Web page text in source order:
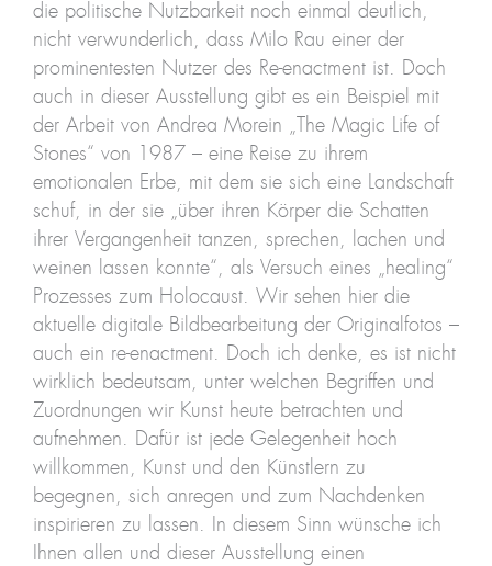
die politische Nutzbarkeit noch einmal deutlich,
nicht verwunderlich, dass Milo Rau einer der
prominentesten Nutzer des Re-enactment ist. Doch
auch in dieser Ausstellung gibt es ein Beispiel mit
der Arbeit von Andrea Morein „The Magic Life of
Stones“ von 1987 – eine Reise zu ihrem
emotionalen Erbe, mit dem sie sich eine Landschaft
schuf, in der sie „über ihren Körper die Schatten
ihrer Vergangenheit tanzen, sprechen, lachen und
weinen lassen konnte“, als Versuch eines „healing“
Prozesses zum Holocaust. Wir sehen hier die
aktuelle digitale Bildbearbeitung der Originalfotos –
auch ein re-enactment. Doch ich denke, es ist nicht
wirklich bedeutsam, unter welchen Begriffen und
Zuordnungen wir Kunst heute betrachten und
aufnehmen. Dafür ist jede Gelegenheit hoch
willkommen, Kunst und den Künstlern zu
begegnen, sich anregen und zum Nachdenken
inspirieren zu lassen. In diesem Sinn wünsche ich
Ihnen allen und dieser Ausstellung einen